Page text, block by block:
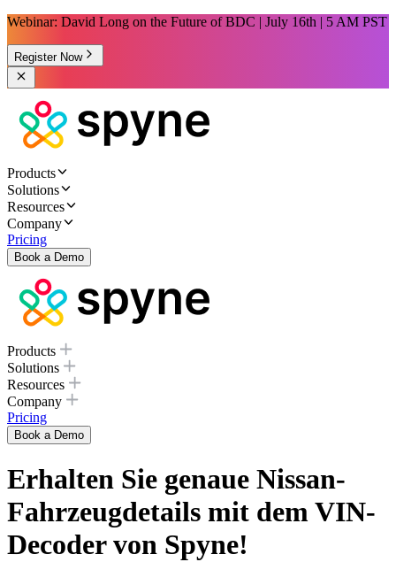
Webinar: David Long on the Future of BDC | July 16th | 5 AM PST
Register Now
Products
Solutions
Resources
Company
Pricing
Book a Demo
Products
Solutions
Resources
Company
Pricing
Book a Demo
Erhalten Sie genaue Nissan-
Fahrzeugdetails mit dem VIN-
Decoder von Spyne!